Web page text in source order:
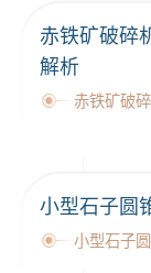
赤铁矿破碎
解析
赤铁矿破
小型石子圆
小型石子